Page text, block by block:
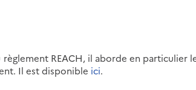
REACH, il aborde en particulier
Il est disponible ici.